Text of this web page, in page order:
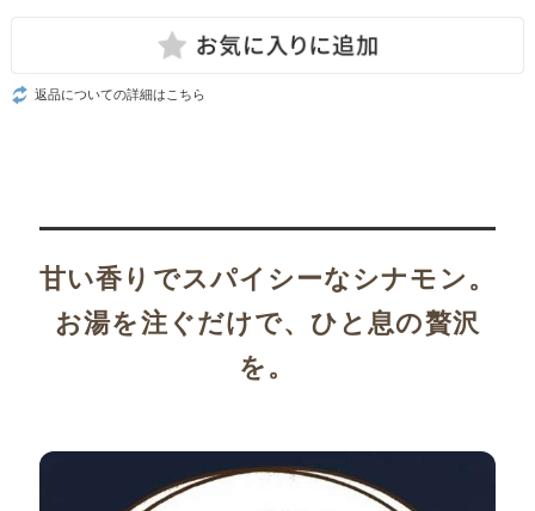
返品についての詳細はこちら
甘い香りでスパイシーなシナモン。
お湯を注ぐだけで、ひと息の贅沢
を。